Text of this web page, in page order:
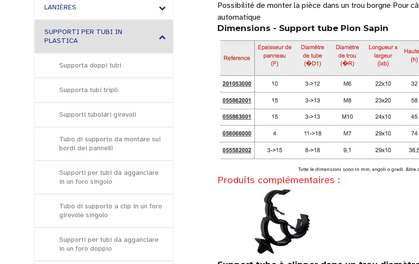
Possibilité de monter la pièce dans un trou borgne Pour
automatique
Dimensions - Support tube Pion Sapin
Tutte le dimensioni sono in mm, angoli o gradi.
Produits complémentaires :
LANIÈRES
SUPPORTI PER TUBI IN
PLASTICA
Supporta doppi tubi
Supporta tubi tripli
Supporti tubolari girevoli
Tubo di supporto da montare sui
bordi dei pannelli
Supporti per tubi da agganciare
in un foro singolo
Tubo di supporto a clip in un foro
girevole singolo
Supporti per tubi da agganciare
in un foro doppio